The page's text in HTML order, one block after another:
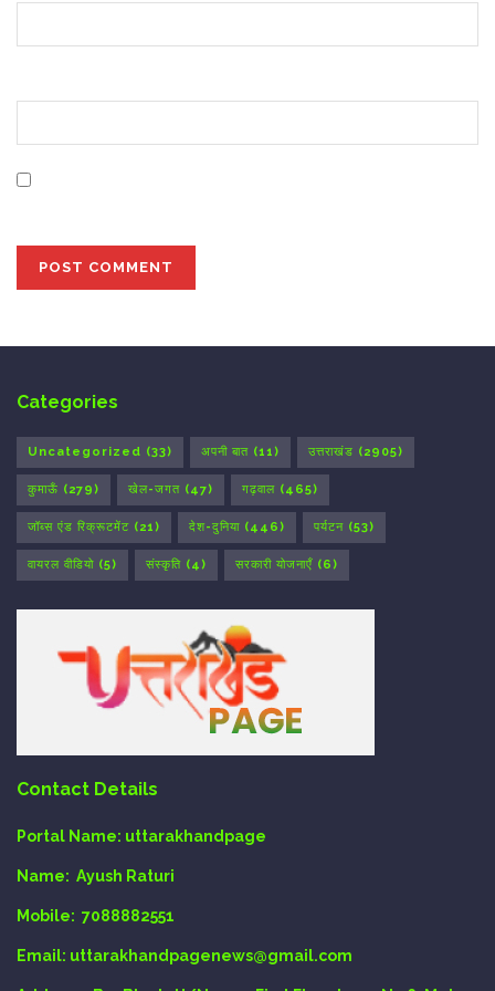
Categories
Uncategorized (33) अपनी बात (11) उत्तराखंड (2905)
कुमाऊँ (279) खेल-जगत (47) गढ़वाल (465)
जॉब्स एंड रिक्रूटमेंट (21) देश-दुनिया (446) पर्यटन (53)
वायरल वीडियो (5) संस्कृति (4) सरकारी योजनाएँ (6)
Contact Details
Portal Name: uttarakhandpage
Name: Ayush Raturi
Mobile: 7088882551
Email: uttarakhandpagenews@gmail.com